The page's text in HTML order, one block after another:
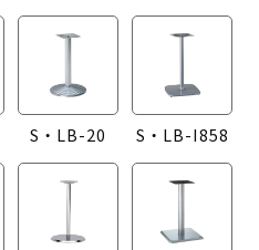
S・LB-20 S・LB-I858